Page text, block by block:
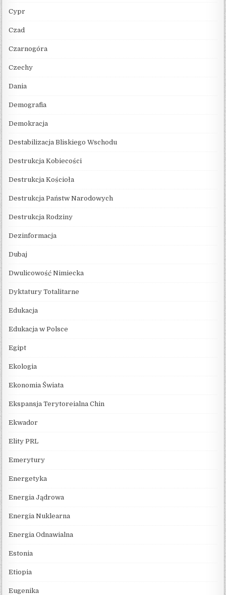
Cypr
Czad
Czarnogóra
Czechy
Dania
Demografia
Demokracja
Destabilizacja Bliskiego Wschodu
Destrukcja Kobiecości
Destrukcja Kościoła
Destrukcja Państw Narodowych
Destrukcja Rodziny
Dezinformacja
Dubaj
Dwulicowość Nimiecka
Dyktatury Totalitarne
Edukacja
Edukacja w Polsce
Egipt
Ekologia
Ekonomia Świata
Ekspansja Terytoreialna Chin
Ekwador
Elity PRL
Emerytury
Energetyka
Energia Jądrowa
Energia Nuklearna
Energia Odnawialna
Estonia
Etiopia
Eugenika